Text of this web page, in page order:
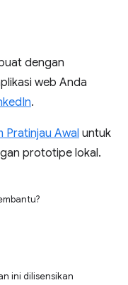
dengan
web Anda
.
Pratinjau Awal untuk
prototipe lokal.
ini dilisensikan